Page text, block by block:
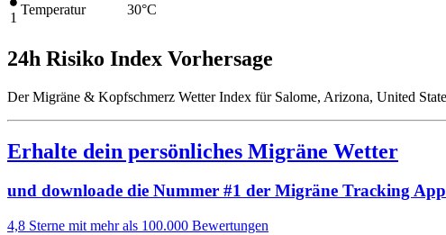
1
Temperatur 30°C
24h Risiko Index Vorhersage
Der Migräne & Kopfschmerz Wetter Index für Salome, Arizona, United
Erhalte dein persönliches Migräne Wetter
und downloade die Nummer #1 der Migräne Tracking
4,8 Sterne mit mehr als 100.000 Bewertungen